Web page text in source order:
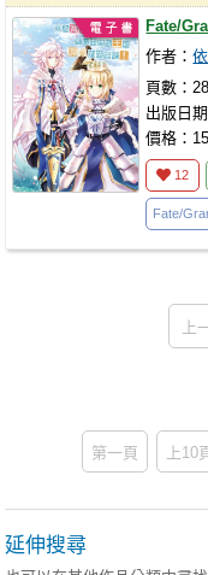
Fate/
作者：
頁數：
出版日
價格：
12
Fate/
上
第一頁 上10
延伸搜尋